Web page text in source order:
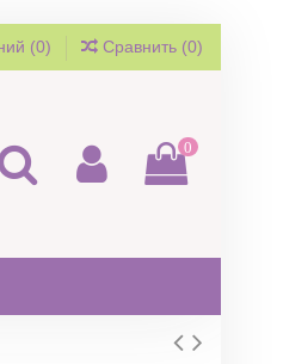
(0) Сравнить (0)
0